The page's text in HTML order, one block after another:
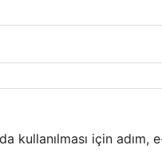
kullanılması için